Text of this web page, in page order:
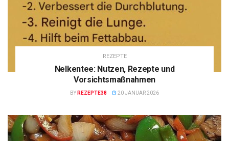
REZEPTE
Nelkentee: Nutzen, Rezepte und
Vorsichtsmaßnahmen
BY REZEPTE38 20 JANUAR 2026